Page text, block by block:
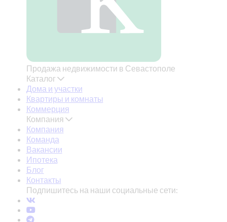
Продажа недвижимости в Севастополе
Каталог
Дома и участки
Квартиры и комнаты
Коммерция
Компания
Компания
Команда
Вакансии
Ипотека
Блог
Контакты
Подпишитесь на наши социальные сети: